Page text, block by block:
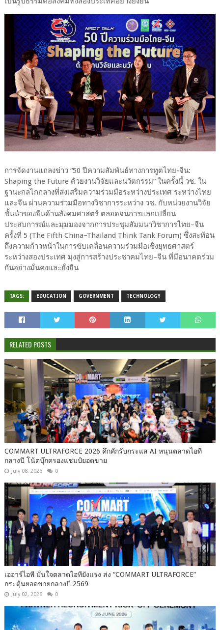
การจัดงานแถลงข่าว “50 ปีความสัมพันธ์ทางการทูตไทย-จีน:
Shaping the Future ด้วยงานวิจัยและนวัตกรรม” ในครั้งนี้ วช. ใน
ฐานะกลไกกลางที่ส่งเสริมความร่วมมือระหว่างประเทศ ระหว่างไทย
และจีน ผ่านความร่วมมือทางวิชาการระหว่าง วช. กับหน่วยงานวิจัย
ชั้นนำของจีนด้านสังคมศาสตร์ ตลอดจนการแลกเปลี่ยน
ประสบการณ์และมุมมองจากการประชุมสัมมนาวิชาการไทย–จีน
ครั้งที่ 5 (The Fifth China–Thailand Think Tank Forum) ซึ่งสะท้อน
ถึงความก้าวหน้าในการขับเคลื่อนความร่วมมือเชิงยุทธศาสตร์
ระหว่างสองประเทศ มุ่งสู่การสร้างประชาคมไทย–จีน ที่มีอนาคตร่วม
กันอย่างมั่นคงและยั่งยืน
TAGS: EDUCATION GOVERNMENT TECHNOLOGY
RELATED POSTS
COMMART ULTRAFORCE 2026 คึกคักรับกระแส AI หนุนตลาดไอที
กลางปี โน้ตบุ๊กครองแชมป์ยอดขาย
July 08, 2026 0
เออาร์ไอพี มั่นใจตลาดไอทียังแรง ส่ง “COMMART ULTRAFORCE”
กระตุ้นยอดขายกลางปี 2569
July 02, 2026 0